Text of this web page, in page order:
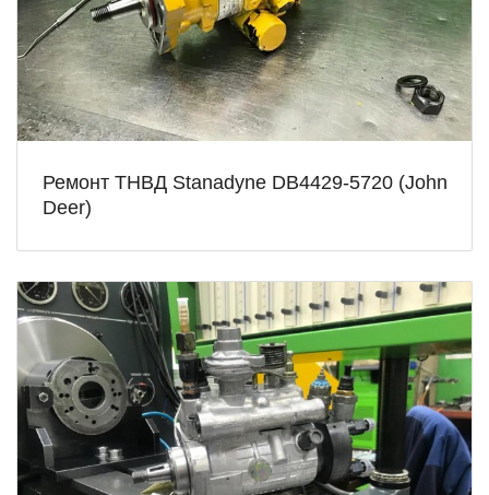
Ремонт ТНВД Stanadyne DB4429-5720 (John
Deer)